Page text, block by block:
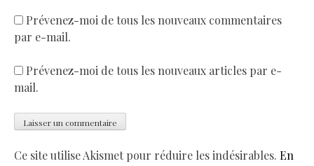
Prévenez-moi de tous les nouveaux commentaires
par e-mail.
Prévenez-moi de tous les nouveaux articles par e-
mail.
Ce site utilise Akismet pour réduire les indésirables. En